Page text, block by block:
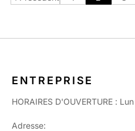
ENTREPRISE
HORAIRES D'OUVERTURE :
Adresse: